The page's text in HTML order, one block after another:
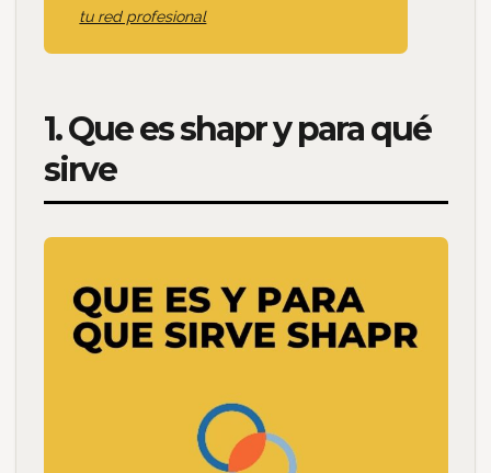
tu red profesional
1. Que es shapr y para qué
sirve